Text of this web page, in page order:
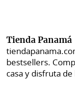
Tienda Panamá
bestsellers.
casa y disfruta